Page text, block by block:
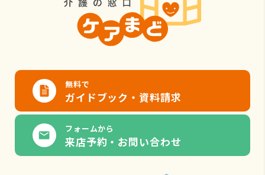
無料で
ガイドブック・資料請求
フォームから
来店予約・お問い合わせ